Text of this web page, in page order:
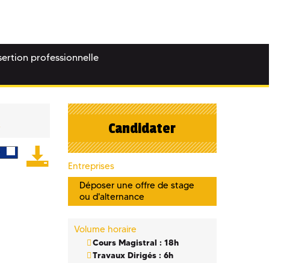
professionnelle
Candidater
Entreprises
Déposer une offre de stage
ou d'alternance
Volume horaire
Cours Magistral : 18h
Travaux Dirigés : 6h